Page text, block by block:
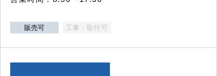
販売可 工事・取付可